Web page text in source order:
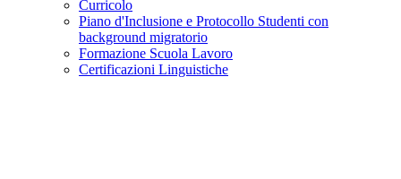
Curricolo
Piano d'Inclusione e Protocollo Studenti con
background migratorio
Formazione Scuola Lavoro
Certificazioni Linguistiche